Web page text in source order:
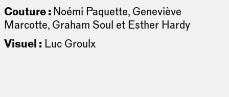
Couture : Noémi Paquette, Geneviève
Marcotte, Graham Soul et Esther Hardy
Visuel :Luc Groulx